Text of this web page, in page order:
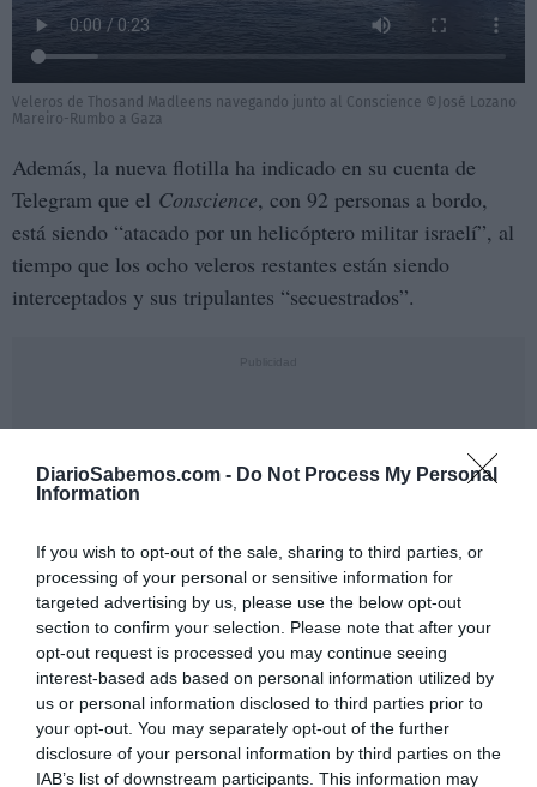
DiarioSabemos.com - Do Not Process My Personal
Information
If you wish to opt-out of the sale, sharing to third parties, or
processing of your personal or sensitive information for
targeted advertising by us, please use the below opt-out
section to confirm your selection. Please note that after your
opt-out request is processed you may continue seeing
interest-based ads based on personal information utilized by
us or personal information disclosed to third parties prior to
your opt-out. You may separately opt-out of the further
disclosure of your personal information by third parties on the
IAB’s list of downstream participants. This information may
Veleros de Thosand Madleens navegando junto al Conscience ©José Lozano
Mareiro-Rumbo a Gaza
Además, la nueva flotilla ha indicado en su cuenta de
Telegram que el Conscience, con 92 personas a bordo,
está siendo “atacado por un helicóptero militar israelí”, al
tiempo que los ocho veleros restantes están siendo
interceptados y sus tripulantes “secuestrados”.